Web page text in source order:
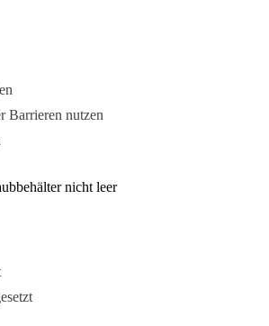
Barrieren nutzen
nicht leer